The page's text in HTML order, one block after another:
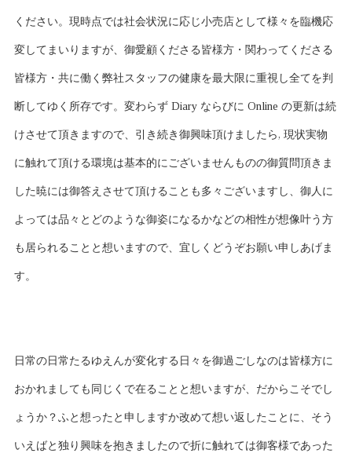
ください。現時点では社会状況に応じ小売店として様々を臨機応
変してまいりますが、御愛顧くださる皆様方・関わってくださる
皆様方・共に働く弊社スタッフの健康を最大限に重視し全てを判
断してゆく所存です。変わらず Diary ならびに Online の更新は続
けさせて頂きますので、引き続き御興味頂けましたら, 現状実物
に触れて頂ける環境は基本的にございませんものの御質問頂きま
した暁には御答えさせて頂けることも多々ございますし、御人に
よっては品々とどのような御姿になるかなどの相性が想像叶う方
も居られることと想いますので、宜しくどうぞお願い申しあげま
す。
日常の日常たるゆえんが変化する日々を御過ごしなのは皆様方に
おかれましても同じくで在ることと想いますが、だからこそでし
ょうか？ふと想ったと申しますか改めて想い返したことに、そう
いえばと独り興味を抱きましたので折に触れては御客様であった